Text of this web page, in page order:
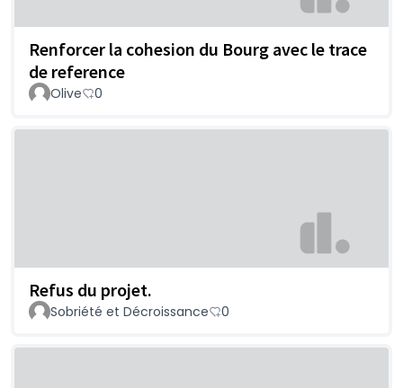
Renforcer la cohesion du Bourg avec le trace
de reference
Olive 0
Refus du projet.
Sobriété et Décroissance 0